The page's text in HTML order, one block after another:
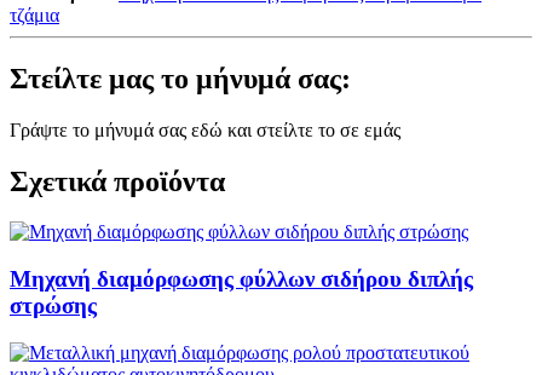
τζάμια
Στείλτε μας το μήνυμά σας:
Γράψτε το μήνυμά σας εδώ και στείλτε το σε εμάς
Σχετικά προϊόντα
Μηχανή διαμόρφωσης φύλλων σιδήρου διπλής
στρώσης